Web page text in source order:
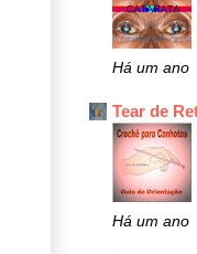
Há um ano
Tear de
Há um ano